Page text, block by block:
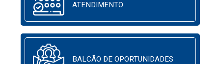
ATENDIMENTO
BALCÃO DE OPORTUNIDADES